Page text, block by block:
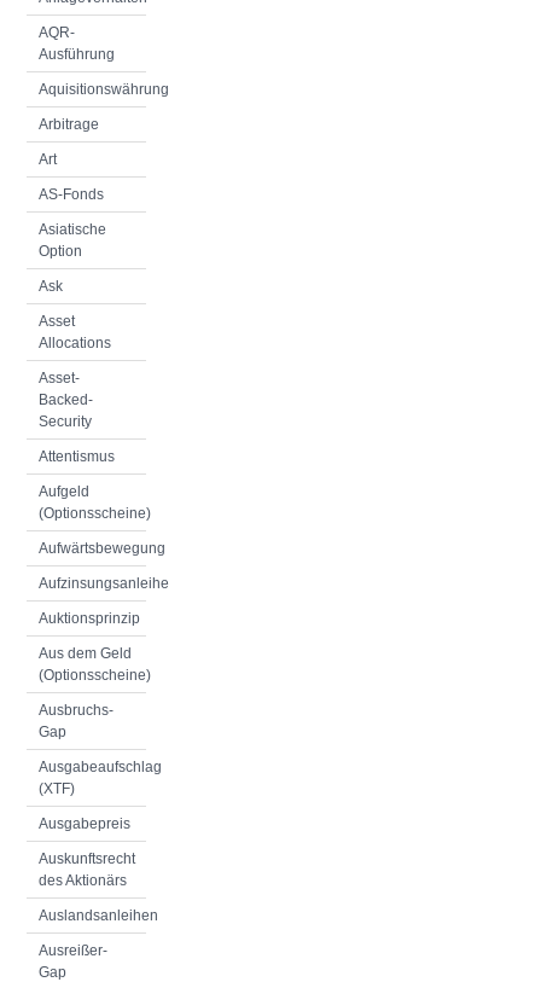
AQR-
Ausführung
Aquisitionswährung
Arbitrage
Art
AS-Fonds
Asiatische
Option
Ask
Asset
Allocations
Asset-
Backed-
Security
Attentismus
Aufgeld
(Optionsscheine)
Aufwärtsbewegung
Aufzinsungsanleihe
Auktionsprinzip
Aus dem Geld
(Optionsscheine)
Ausbruchs-
Gap
Ausgabeaufschlag
(XTF)
Ausgabepreis
Auskunftsrecht
des Aktionärs
Auslandsanleihen
Ausreißer-
Gap